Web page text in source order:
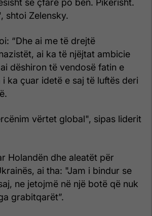
se çfarë po bën. Pikërisht.
shtoi Zelensky.
“Dhe ai me të drejtë
ai ka të njëjtat ambicie
dëshiron të vendosë fatin e
i ka çuar idetë e saj të luftës deri
vërtet global", sipas liderit
Holandën dhe aleatët për
ai tha: "Jam i bindur se
ne jetojmë në një botë që nuk
grabitqarët”.